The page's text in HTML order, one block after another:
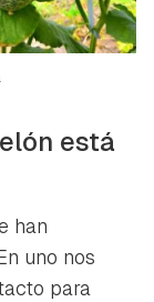
está
han
uno nos
para